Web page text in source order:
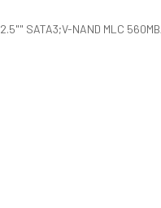
SATA3;V-NAND MLC